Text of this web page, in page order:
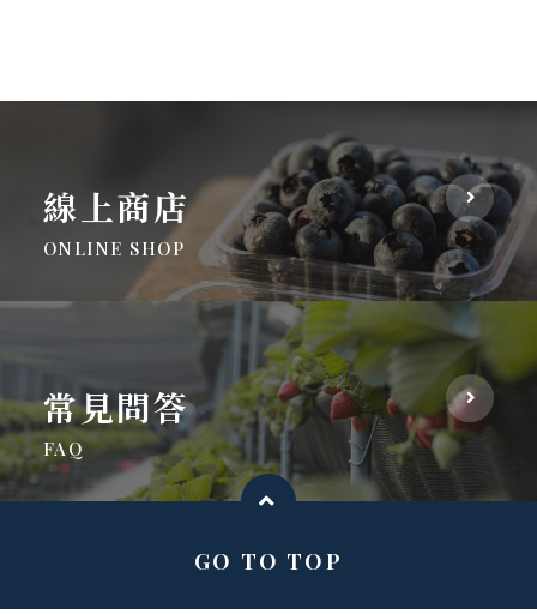
線上商店
ONLINE SHOP
常見問答
FAQ
GO TO TOP